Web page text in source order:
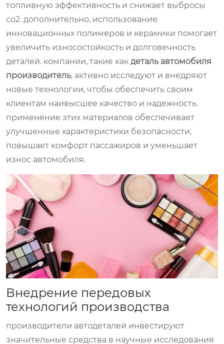
топливную эффективность и снижает выбросы
co2. дополнительно, использование
инновационных полимеров и керамики помогает
увеличить износостойкость и долговечность
деталей. компании, такие как деталь автомобиля
производитель, активно исследуют и внедряют
новые технологии, чтобы обеспечить своим
клиентам наивысшее качество и надежность.
применение этих материалов обеспечивает
улучшенные характеристики безопасности,
повышает комфорт пассажиров и уменьшает
износ автомобиля.
Внедрение передовых
технологий производства
производители автодеталей инвестируют
значительные средства в научные исследования